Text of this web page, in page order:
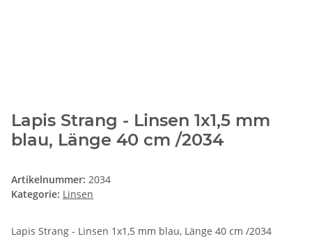
Lapis Strang - Linsen 1x1,5 mm
blau, Länge 40 cm /2034
Artikelnummer: 2034
Kategorie: Linsen
Lapis Strang - Linsen 1x1,5 mm blau, Länge 40 cm /2034